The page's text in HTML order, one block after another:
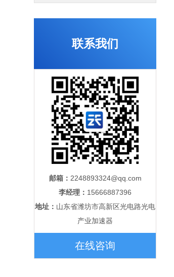
联系我们
邮箱： 2248893324@qq.com
李经理： 15666887396
地址： 山东省潍坊市高新区光电路光电
产业加速器
在线咨询